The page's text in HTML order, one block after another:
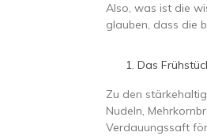
Also, was ist die
glauben, dass die
Das
Zu den
Nudeln,
Verdauungssaft